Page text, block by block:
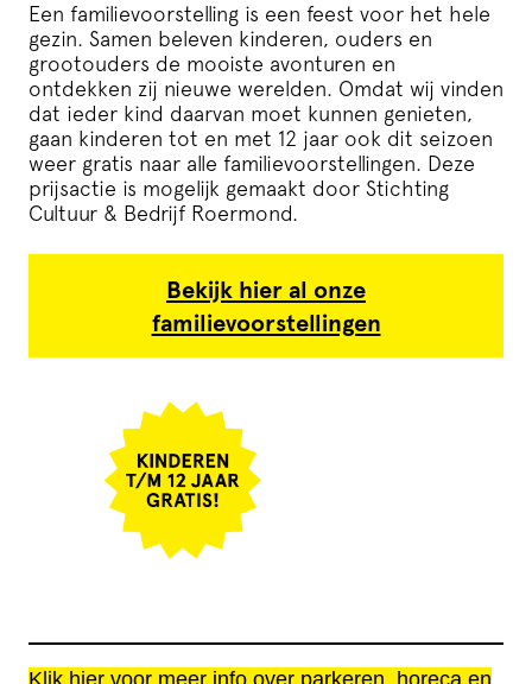
Een familievoorstelling is een feest voor het hele
gezin. Samen beleven kinderen, ouders en
grootouders de mooiste avonturen en
ontdekken zij nieuwe werelden. Omdat wij vinden
dat ieder kind daarvan moet kunnen genieten,
gaan kinderen tot en met 12 jaar ook dit seizoen
weer gratis naar alle familievoorstellingen. Deze
prijsactie is mogelijk gemaakt door Stichting
Cultuur & Bedrijf Roermond.
Bekijk hier al onze
familievoorstellingen
Klik hier voor meer info over parkeren, horeca en